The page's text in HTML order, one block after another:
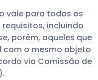
vale para todos os
incluindo
porém, aqueles que
o mesmo objeto
via Comissão de